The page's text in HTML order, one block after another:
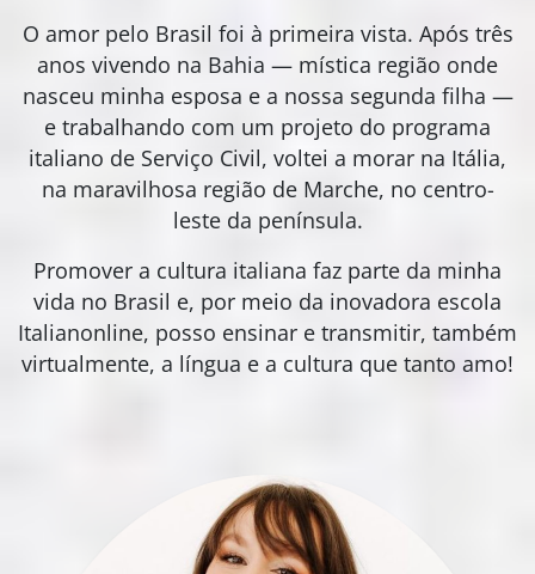
O amor pelo Brasil foi à primeira vista. Após três
anos vivendo na Bahia — mística região onde
nasceu minha esposa e a nossa segunda filha —
e trabalhando com um projeto do programa
italiano de Serviço Civil, voltei a morar na Itália,
na maravilhosa região de Marche, no centro-
leste da península.
Promover a cultura italiana faz parte da minha
vida no Brasil e, por meio da inovadora escola
Italianonline, posso ensinar e transmitir, também
virtualmente, a língua e a cultura que tanto amo!